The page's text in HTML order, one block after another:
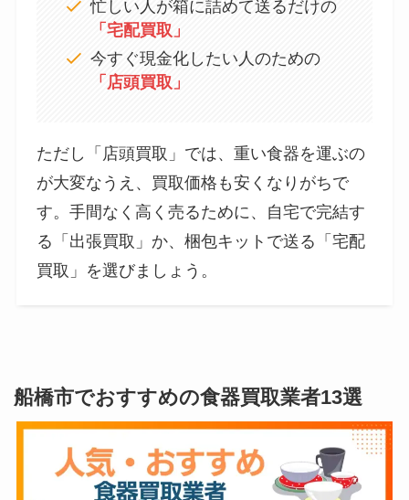
忙しい人が箱に詰めて送るだけの
「宅配買取」
今すぐ現金化したい人のための
「店頭買取」
ただし「店頭買取」では、重い食器を運ぶの
が大変なうえ、買取価格も安くなりがちで
す。手間なく高く売るために、自宅で完結す
る「出張買取」か、梱包キットで送る「宅配
買取」を選びましょう。
船橋市でおすすめの食器買取業者13選